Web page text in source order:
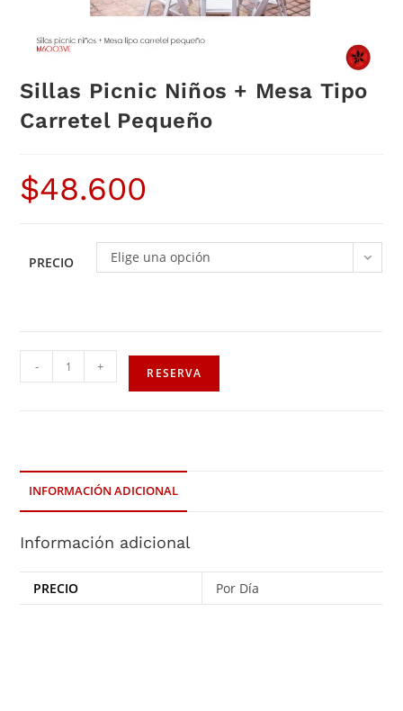
Sillas Picnic Niños + Mesa Tipo
Carretel Pequeño
$48.600
PRECIO Elige una opción
- + RESERVA
INFORMACIÓN ADICIONAL
Información adicional
PRECIO Por Día